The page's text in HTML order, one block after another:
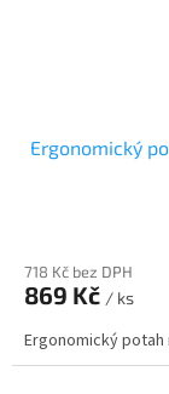
Ergonomický
718 Kč bez DPH
869 Kč / ks
Ergonomický potah